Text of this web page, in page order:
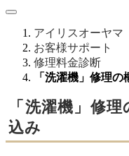
アイリスオーヤマ
お客様サポート
修理料金診断
「洗濯機」修理
「洗濯機」修
込み